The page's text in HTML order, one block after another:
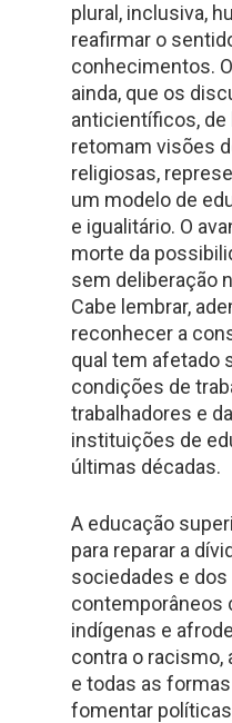
plural, inclusiva,
reafirmar o
conhecimentos.
ainda, que os
anticientíficos,
retomam visões
religiosas,
um modelo de
e igualitário. O
morte da
sem deliberação
Cabe lembrar,
reconhecer a
qual tem afetado
condições de
trabalhadores e
instituições de
últimas décadas.
A educação
para reparar a
sociedades e dos
contemporâneos
indígenas e
contra o racismo,
e todas as
fomentar